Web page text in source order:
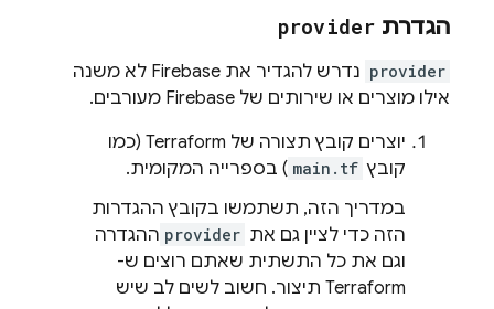
הגדרת provider
provider
נדרש להגדיר את Firebase לא משנה
אילו מוצרים או שירותים של Firebase מעורבים.
יוצרים קובץ תצורה של Terraform (כמו
קובץ main.tf ) בספרייה המקומית.
במדריך הזה, תשתמשו בקובץ ההגדרות
הזה כדי לציין גם את provider ההגדרה
וגם את כל התשתית שאתם רוצים ש-
Terraform תיצור. חשוב לשים לב שיש